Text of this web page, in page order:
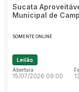
Sucata
Municipal de
SOMENTE ONLINE
Leilão
Abertura
15/07/2026 09:00